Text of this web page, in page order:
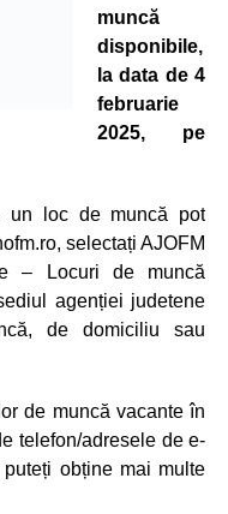
muncă
disponibile,
la data de 4
februarie
2025, pe
un loc de muncă pot
selectați AJOFM
– Locuri de muncă
agenției judetene
de domiciliu sau
de muncă vacante în
telefon/adresele de e-
obține mai multe